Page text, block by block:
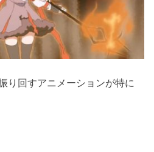
り回すアニメーションが特に